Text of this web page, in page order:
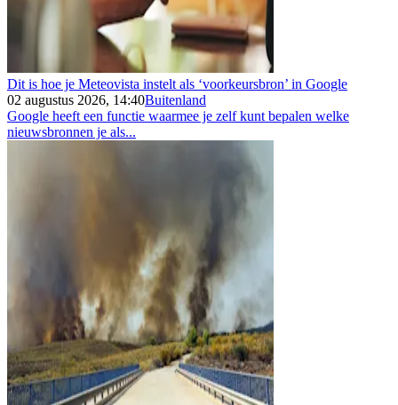
Dit is hoe je Meteovista instelt als ‘voorkeursbron’ in Google
02 augustus 2026, 14:40Buitenland
Google heeft een functie waarmee je zelf kunt bepalen welke
nieuwsbronnen je als...